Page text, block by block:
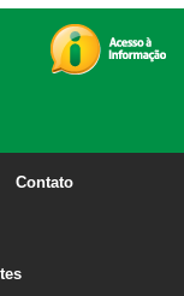
Contato